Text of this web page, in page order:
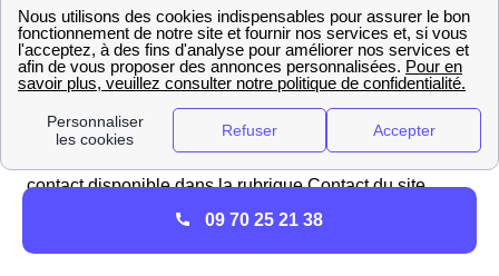
Belvis, ou pour des réclamations concernant vos
factures.
Les Belvisoises et les Belvisois peuvent également
contacter les conseillers d'EDF à Belvis directement
depuis leur espace client ou en utilisant le formulaire de
contact disponible dans la rubrique Contact du site
internet d'EDF. Le service client répondra rapidement
09 70 25 21 38